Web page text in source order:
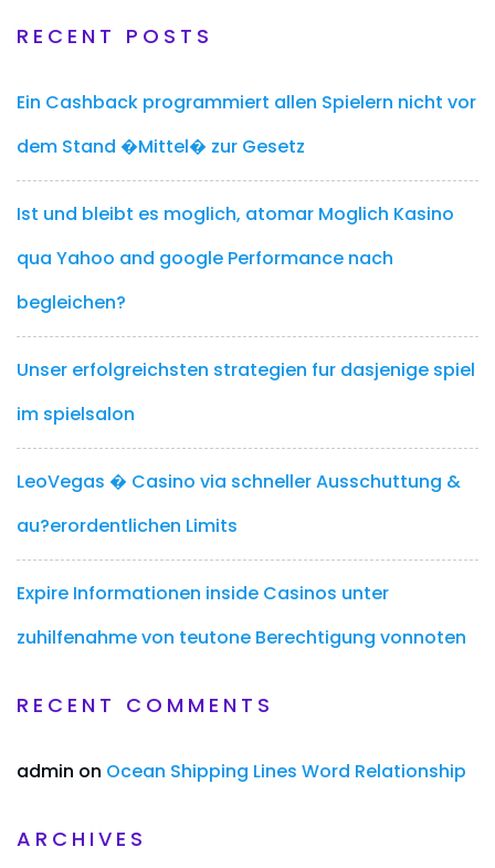
RECENT POSTS
Ein Cashback programmiert allen Spielern nicht vor
dem Stand �Mittel� zur Gesetz
Ist und bleibt es moglich, atomar Moglich Kasino
qua Yahoo and google Performance nach
begleichen?
Unser erfolgreichsten strategien fur dasjenige spiel
im spielsalon
LeoVegas � Casino via schneller Ausschuttung &
au?erordentlichen Limits
Expire Informationen inside Casinos unter
zuhilfenahme von teutone Berechtigung vonnoten
RECENT COMMENTS
admin on Ocean Shipping Lines Word Relationship
ARCHIVES